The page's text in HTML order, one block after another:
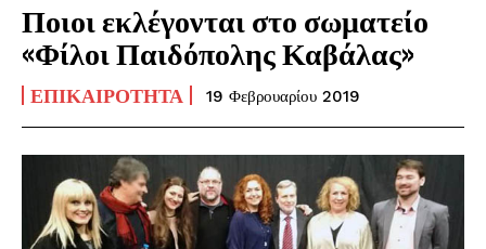
Ποιοι εκλέγονται στο σωματείο
«Φίλοι Παιδόπολης Καβάλας»
ΕΠΙΚΑΙΡΌΤΗΤΑ 19 Φεβρουαρίου 2019